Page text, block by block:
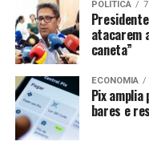
do veículo Cobalt.
apreenderam dois
munições para os
Diante da situação, o
conduzido para a
ocorrência e demais
POLÍTICA
atacarem
caneta”
ECONOMIA
Pix
bares e